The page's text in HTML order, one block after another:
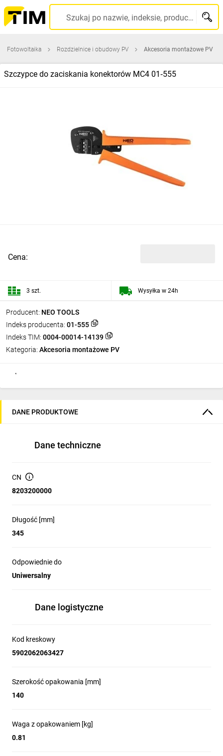
Szukaj po nazwie, indeksie, producencie, kodzie kreskowym...
Fotowoltaika Rozdzielnice i obudowy PV Akcesoria montażowe PV
Szczypce do zaciskania konektorów MC4 01‑555
Producent: NEO TOOLS
Indeks producenta: 01-555
Indeks TIM: 0004-00014-14139
Kategoria: Akcesoria montażowe PV
Cena:
3 szt. Wysyłka w 24h
DANE PRODUKTOWE
Dane techniczne
CN
8203200000
Długość [mm]
345
Odpowiednie do
Uniwersalny
Dane logistyczne
Kod kreskowy
5902062063427
Szerokość opakowania [mm]
140
Waga z opakowaniem [kg]
0.81